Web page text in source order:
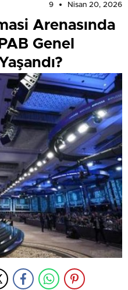
9 Nisan 20, 2026
Arenasında
Genel